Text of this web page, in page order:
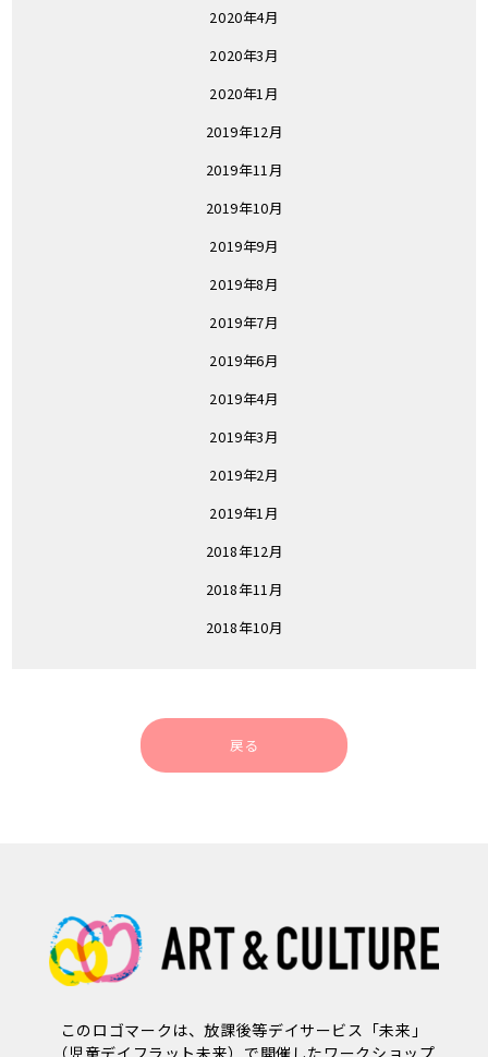
2020年4月
2020年3月
2020年1月
2019年12月
2019年11月
2019年10月
2019年9月
2019年8月
2019年7月
2019年6月
2019年4月
2019年3月
2019年2月
2019年1月
2018年12月
2018年11月
2018年10月
戻る
このロゴマークは、放課後等デイサービス「未来」
（児童デイフラット未来）で開催したワークショップ